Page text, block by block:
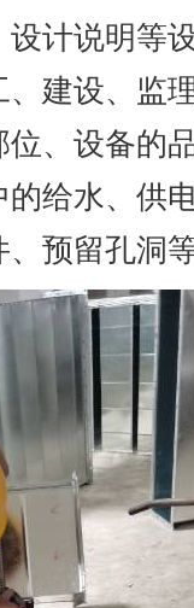
计说明等
建设、监
、设备的
给水、供
预留孔洞